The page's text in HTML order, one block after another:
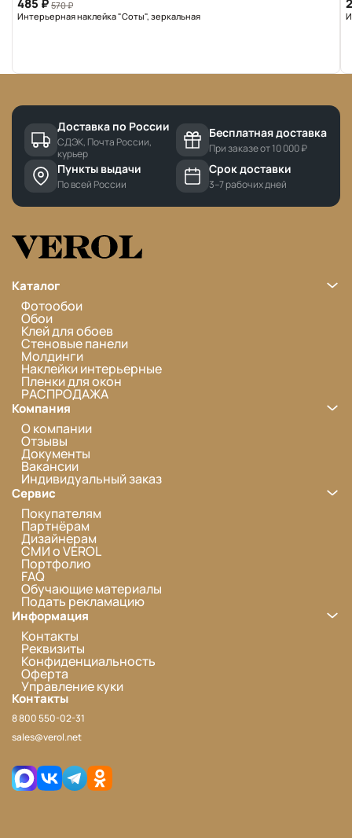
570 ₽
Интерьерная наклейка "Соты", зеркальная
Доставка по России
СДЭК, Почта России,
курьер
Бесплатная доставка
При заказе от 10 000 ₽
Пункты выдачи
По всей России
Срок доставки
3–7 рабочих дней
Каталог
Фотообои
Обои
Клей для обоев
Стеновые панели
Молдинги
Наклейки интерьерные
Пленки для окон
РАСПРОДАЖА
Компания
О компании
Отзывы
Документы
Вакансии
Индивидуальный заказ
Сервис
Покупателям
Партнёрам
Дизайнерам
СМИ о VEROL
Портфолио
FAQ
Обучающие материалы
Подать рекламацию
Информация
Контакты
Реквизиты
Конфиденциальность
Оферта
Управление куки
Контакты
8 800 550-02-31
sales@verol.net